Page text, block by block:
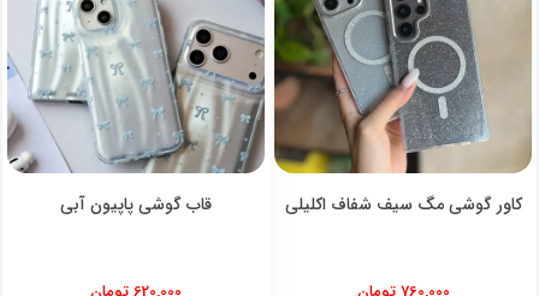
کاور گوشی مگ سیف شفاف اکلیلی قاب گوشی پاپیون آبی